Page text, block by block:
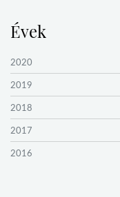
Évek
2020
2019
2018
2017
2016